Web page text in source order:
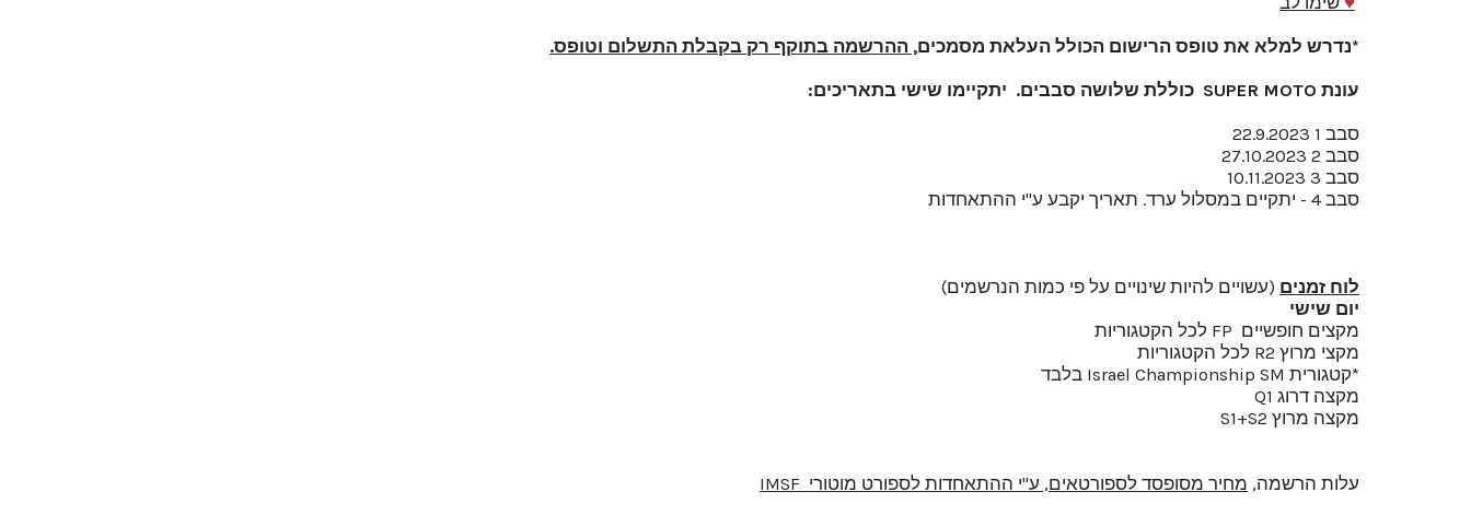
*נדרש למלא את טופס הרישום הכולל העלאת מסמכים, ההרשמה בתוקף רק בקבלת התשלום וטופס.
עונת SUPER MOTO כוללת שלושה סבבים. יתקיימו שישי בתאריכים:
סבב 1 22.9.2023
סבב 2 27.10.2023
סבב 3 10.11.2023
סבב 4 - יתקיים במסלול ערד. תאריך יקבע ע"י ההתאחדות
לוח זמנים (עשויים להיות שינויים על פי כמות הנרשמים)
יום שישי
מקצים חופשיים FP לכל הקטגוריות
מקצי מרוץ R2 לכל הקטגוריות
*קטגורית Israel Championship SM בלבד
מקצה דרוג Q1
מקצה מרוץ S1+S2
עלות הרשמה, מחיר מסופסד לספורטאים, ע"י ההתאחדות לספורט מוטורי IMSF